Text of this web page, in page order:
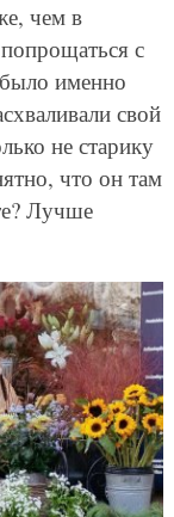
чем в
с
именно
свой
не старику
что он там
Лучше